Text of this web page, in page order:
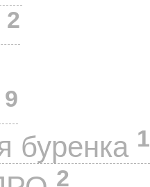
2
9
буренка 1
2